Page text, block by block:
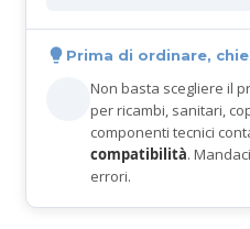
Prima di ordinare,
Non basta scegliere il
per ricambi, sanitari,
componenti tecnici
compatibilità.
errori.